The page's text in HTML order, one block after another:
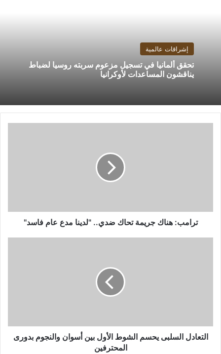
إشراقات عالمية
تحقق ألمانيا في تسجيل مزعوم سربته روسيا لضباط
يناقشون المساعدات لأوكرانيا
فاسد"
ترامب: هناك جريمة تحاك ضدي.. "لدينا مدع عام فاسد"
بدورى
المحترفين
التعادل السلبى يحسم الشوط الأول بين أسوان والنجوم بدورى
المحترفين